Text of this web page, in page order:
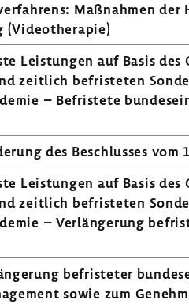
Maßnahmen
(Video­the­rapie)
Leis­tungen auf Basis des
zeit­lich befris­teten
– Befris­tete
des Beschlusses vom
Leis­tungen auf Basis des
zeit­lich befris­teten
– Verlän­ge­rung
befris­teter
sowie zum